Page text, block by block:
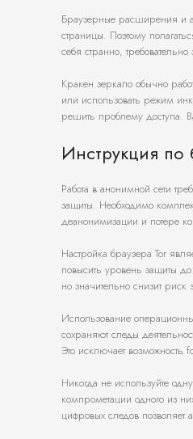
Браузерные расширения и
страницы. Поэтому
себя странно,
Кракен зеркало обычно
или использовать режим
решить проблему доступа.
Инструкция по
Работа в анонимной сети
защиты. Необходимо
деанонимизации и потере
Настройка браузера Tor
повысить уровень защиты
но значительно снизит риск
Использование
сохраняют следы
Это исключает возможность
Никогда не используйте
компрометации одного из
цифровых следов позволяет